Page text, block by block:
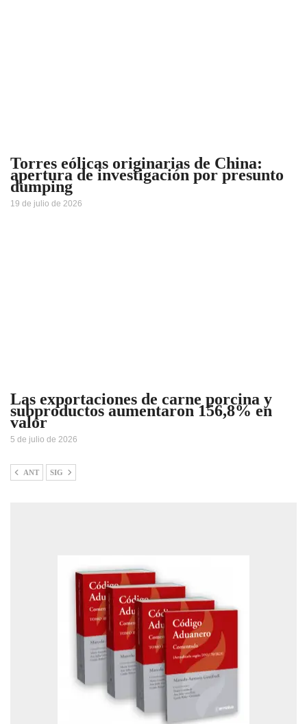
Torres eólicas originarias de China:
apertura de investigación por presunto
dumping
19 de julio de 2026
Las exportaciones de carne porcina y
subproductos aumentaron 156,8% en
valor
5 de julio de 2026
ANT SIG